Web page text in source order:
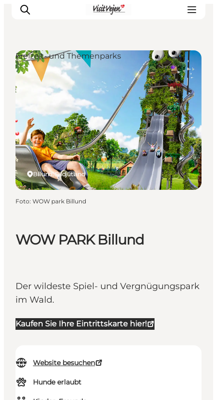
Restaurants
Schlafen
Nature
Städte
Events
Explore
WOW PARK Billund
Der wildeste Spiel- und Vergnügungspark
im Wald.
Kaufen Sie Ihre Eintrittskarte hier!
Website besuchen
Hunde erlaubt
Billund, Südjütland
Freizeit- und Themenparks
Foto: WOW park Billund